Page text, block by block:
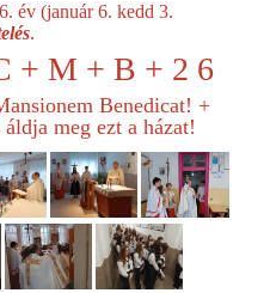
év (január 6. kedd 3.
.
+ M + B + 2 6
Benedicat! +
meg ezt a házat!